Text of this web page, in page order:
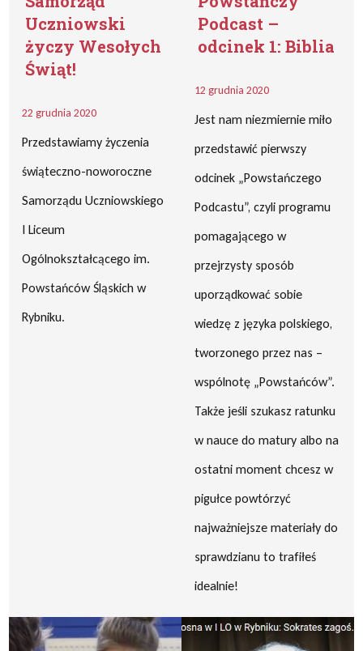
Uczniowski
życzy Wesołych
Świąt!
22 grudnia 2020
Przedstawiamy życzenia
świąteczno-noworoczne
Samorządu Uczniowskiego
I Liceum
Ogólnokształcącego im.
Powstańców Śląskich w
Rybniku.
Podcast –
odcinek 1: Biblia
12 grudnia 2020
Jest nam niezmiernie miło
przedstawić pierwszy
odcinek „Powstańczego
Podcastu”, czyli programu
pomagającego w
przejrzysty sposób
uporządkować sobie
wiedzę z języka polskiego,
tworzonego przez nas –
wspólnotę „Powstańców”.
Także jeśli szukasz ratunku
w nauce do matury albo na
ostatni moment chcesz w
pigułce powtórzyć
najważniejsze materiały do
sprawdzianu to trafiłeś
idealnie!